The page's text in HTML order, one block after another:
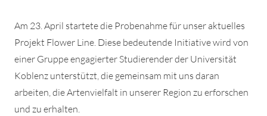
Am 23. April startete die Probenahme für unser aktuelles
Projekt Flower Line. Diese bedeutende Initiative wird von
einer Gruppe engagierter Studierender der Universität
Koblenz unterstützt, die gemeinsam mit uns daran
arbeiten, die Artenvielfalt in unserer Region zu erforschen
und zu erhalten.